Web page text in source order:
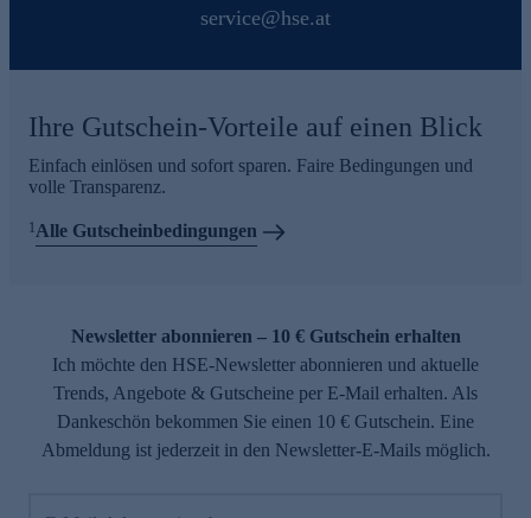
service@hse.at
Ihre Gutschein-Vorteile auf einen Blick
Einfach einlösen und sofort sparen. Faire Bedingungen und
volle Transparenz.
1 Alle Gutscheinbedingungen
Newsletter abonnieren – 10 € Gutschein erhalten
Ich möchte den HSE-Newsletter abonnieren und aktuelle
Trends, Angebote & Gutscheine per E-Mail erhalten. Als
Dankeschön bekommen Sie einen 10 € Gutschein. Eine
Abmeldung ist jederzeit in den Newsletter-E-Mails möglich.